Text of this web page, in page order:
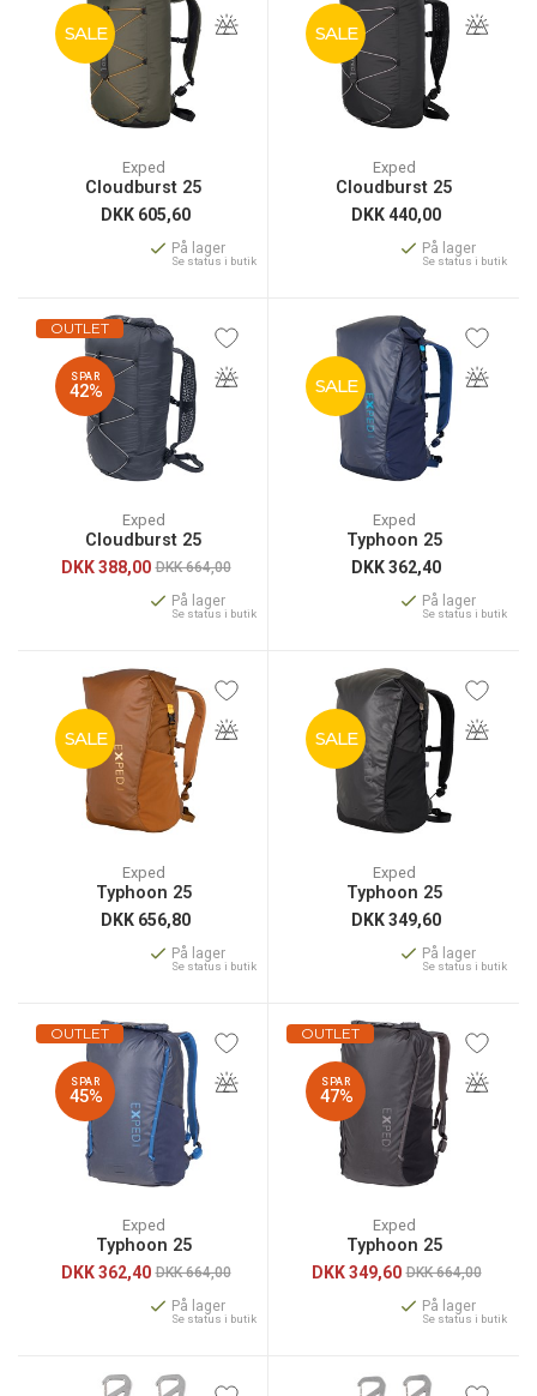
SALE
Exped
Cloudburst 25
DKK 605,60
På lager
Se status i butik
SALE
Exped
Cloudburst 25
DKK440,00
På lager
Se status i butik
OUTLET
SPAR
42%
Exped
Cloudburst 25
DKK388,00 DKK 664,00
På lager
Se status i butik
SALE
Exped
Typhoon 25
DKK362,40
På lager
Se status i butik
SALE
Exped
Typhoon 25
DKK 656,80
På lager
Se status i butik
SALE
Exped
Typhoon 25
DKK349,60
På lager
Se status i butik
OUTLET
SPAR
45%
Exped
Typhoon 25
DKK362,40 DKK 664,00
På lager
Se status i butik
OUTLET
SPAR
47%
Exped
Typhoon 25
DKK349,60 DKK 664,00
På lager
Se status i butik